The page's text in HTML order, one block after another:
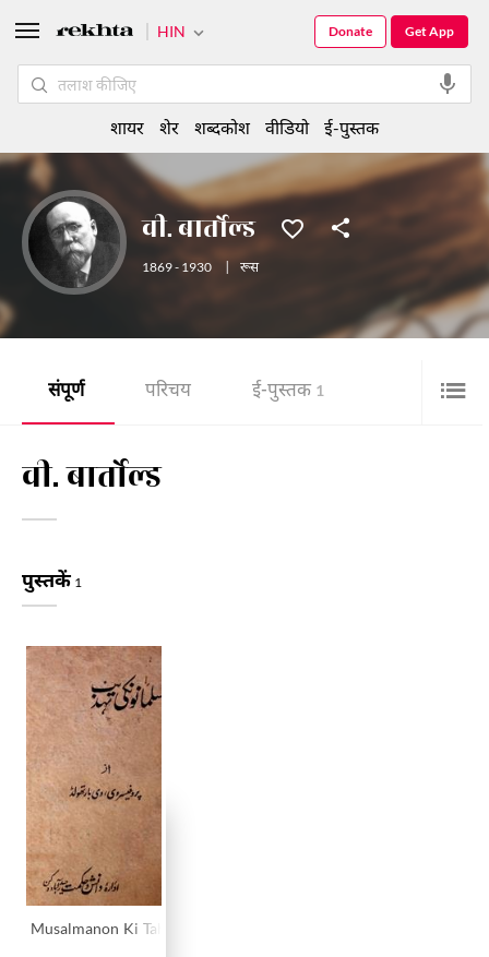
वी. बार्तोल्ड
1869 - 1930 रूस
संपूर्ण परिचय ई-पुस्तक 1
वी. बार्तोल्ड
पुस्तकें 1
Musalmanon Ki Tahzeeb
HIN Get App
Donate
शायर शेर शब्दकोश वीडियो ई-पुस्तक